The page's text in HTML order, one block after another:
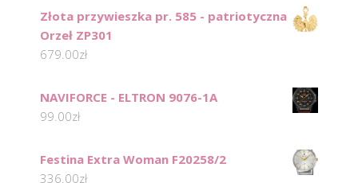
Złota przywieszka pr. 585 - patriotyczna
Orzeł ZP301
679.00zł
NAVIFORCE - ELTRON 9076-1A
99.00zł
Festina Extra Woman F20258/2
336.00zł